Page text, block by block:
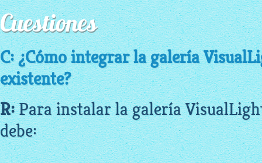
Cuestiones
C: ¿Cómo integrar la galería
existente?
R:Para instalar la galería
debe: